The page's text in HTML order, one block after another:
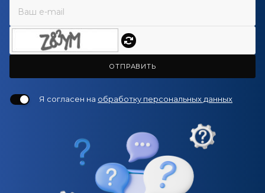
ОТПРАВИТЬ
Я согласен на обработку персональных данных